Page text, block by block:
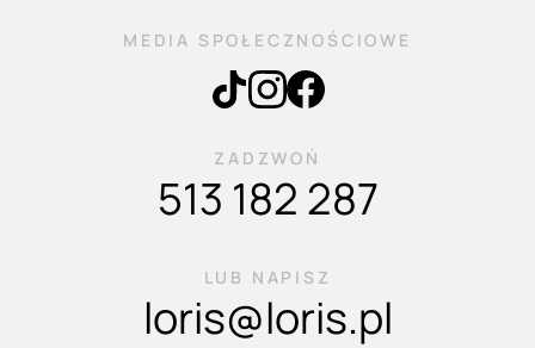
MEDIA SPOŁECZNOŚCIOWE
ZADZWOŃ
513 182 287
LUB NAPISZ
loris@loris.pl